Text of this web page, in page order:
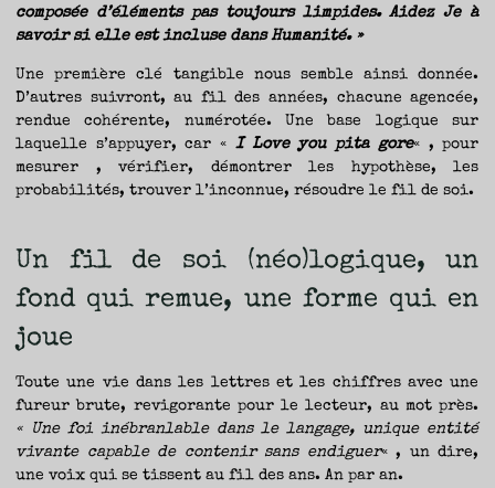
composée d’éléments pas toujours limpides. Aidez Je à
savoir si elle est incluse dans Humanité. »
Une première clé tangible nous semble ainsi donnée.
D’autres suivront, au fil des années, chacune agencée,
rendue cohérente, numérotée. Une base logique sur
laquelle s’appuyer, car «I Love you pita gore« , pour
mesurer , vérifier, démontrer les hypothèse, les
probabilités, trouver l’inconnue, résoudre le fil de soi.
Un fil de soi (néo)logique, un
fond qui remue, une forme qui en
joue
Toute une vie dans les lettres et les chiffres avec une
fureur brute, revigorante pour le lecteur, au mot près.
« Une foi inébranlable dans le langage, unique entité
vivante capable de contenir sans endiguer« , un dire,
une voix qui se tissent au fil des ans. An par an.